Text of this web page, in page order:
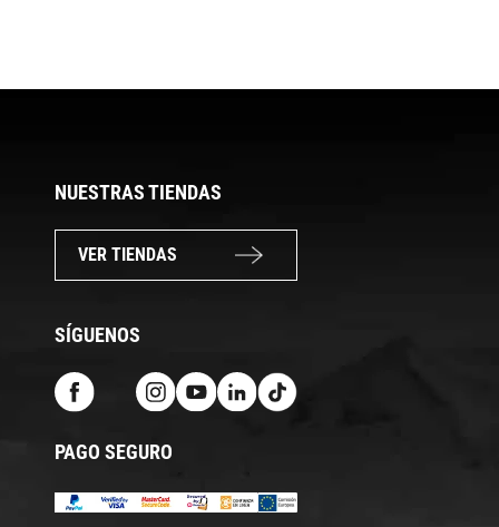
NUESTRAS TIENDAS
VER TIENDAS
SÍGUENOS
PAGO SEGURO